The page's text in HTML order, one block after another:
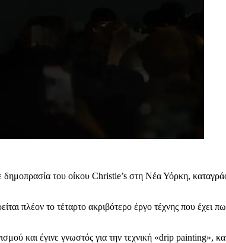
του οίκου Christie’s στη Νέα Υόρκη,
πλέον το τέταρτο ακριβότερο έργο τέχνης που
και έγινε γνωστός για την τεχνική «drip painting»,